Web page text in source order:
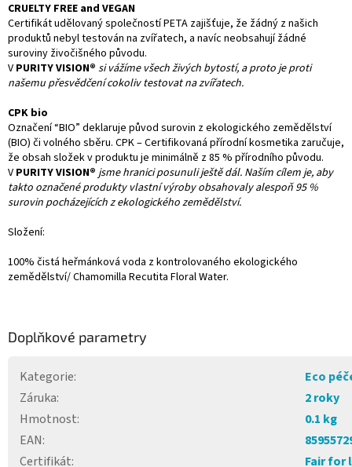
CRUELTY FREE and VEGAN
Certifikát udělovaný společností PETA zajišťuje, že žádný z našich
produktů nebyl testován na zvířatech, a navíc neobsahují žádné
suroviny živočišného původu.
V PURITY VISION® si vážíme všech živých bytostí, a proto je proti
našemu přesvědčení cokoliv testovat na zvířatech.
CPK bio
Označení “BIO” deklaruje původ surovin z ekologického zemědělství
(BIO) či volného sběru. CPK – Certifikovaná přírodní kosmetika zaručuje,
že obsah složek v produktu je minimálně z 85 % přírodního původu.
V PURITY VISION® jsme hranici posunuli ještě dál. Naším cílem je, aby
takto označené produkty vlastní výroby obsahovaly alespoň 95 %
surovin pocházejících z ekologického zemědělství.
Složení:
100% čistá heřmánková voda z kontrolovaného ekologického
zemědělství/ Chamomilla Recutita Floral Water.
Doplňkové parametry
Kategorie:
Eco
Záruka:
2 roky
Hmotnost:
0.1 kg
EAN:
Certifikát: Fair for